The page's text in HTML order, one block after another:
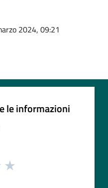
2024, 09:21
le informazioni